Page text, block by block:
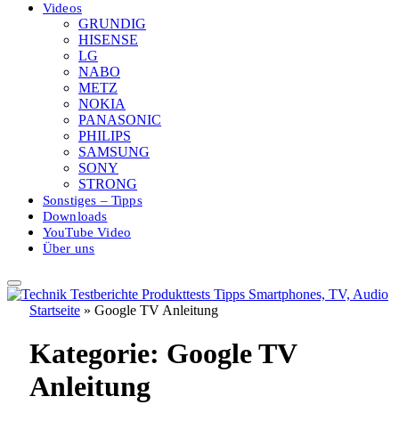
Videos
GRUNDIG
HISENSE
LG
NABO
METZ
NOKIA
PANASONIC
PHILIPS
SAMSUNG
SONY
STRONG
Sonstiges – Tipps
Downloads
YouTube Video
Über uns
Startseite » Google TV Anleitung
Kategorie: Google TV
Anleitung